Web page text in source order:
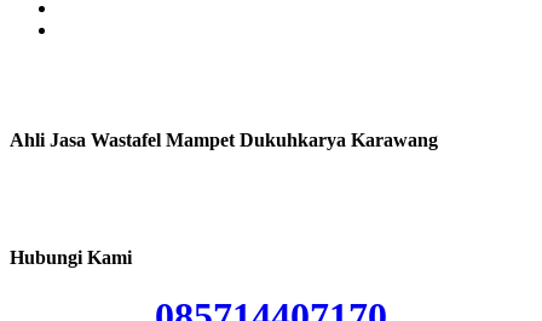
Ahli Jasa Wastafel Mampet Dukuhkarya Karawang
Hubungi Kami